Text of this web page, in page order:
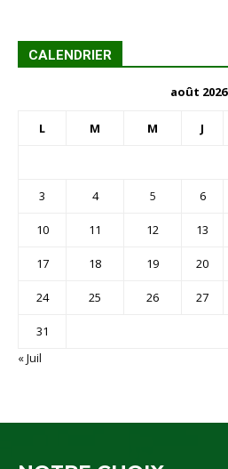
CALENDRIER
août 2026
L M M J
3 4 5 6
10 11 12 13
17 18 19 20
24 25 26 27
31
« Juil